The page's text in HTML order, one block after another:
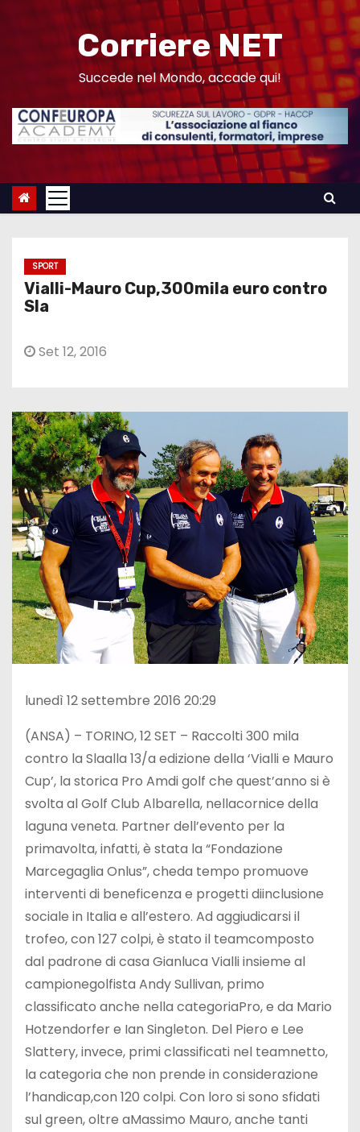
n
Corriere NET
Succede nel Mondo, accade qui!
SPORT
Vialli-Mauro Cup,300mila euro contro
Sla
Set 12, 2016
lunedì 12 settembre 2016 20:29
(ANSA) – TORINO, 12 SET – Raccolti 300 mila
contro la Slaalla 13/a edizione della ‘Vialli e Mauro
Cup’, la storica Pro Amdi golf che quest’anno si è
svolta al Golf Club Albarella, nellacornice della
laguna veneta. Partner dell’evento per la
primavolta, infatti, è stata la “Fondazione
Marcegaglia Onlus”, cheda tempo promuove
interventi di beneficenza e progetti diinclusione
sociale in Italia e all’estero. Ad aggiudicarsi il
trofeo, con 127 colpi, è stato il teamcomposto
dal padrone di casa Gianluca Vialli insieme al
campionegolfista Andy Sullivan, primo
classificato anche nella categoriaPro, e da Mario
Hotzendorfer e Ian Singleton. Del Piero e Lee
Slattery, invece, primi classificati nel teamnetto,
la categoria che non prende in considerazione
l’handicap,con 120 colpi. Con loro si sono sfidati
sul green, oltre aMassimo Mauro, anche tanti